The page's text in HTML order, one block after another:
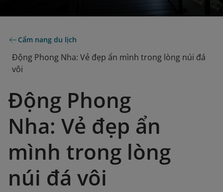
Cẩm nang du lịch
Động Phong Nha: Vẻ đẹp ẩn mình trong lòng núi đá
vôi
Động Phong
Nha: Vẻ đẹp ẩn
mình trong lòng
núi đá vôi